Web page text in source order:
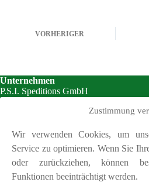
Zustimmung
Wir verwenden Cookies, um
Service zu optimieren. Wenn Sie
oder zurückziehen, können
Funktionen beeinträchtigt werden.
VORHERIGER
Unternehmen
P.S.I. Speditions GmbH
Sonnenstraße 7
Kontakt
Tel.:+49 (89) 320 69 21
Fax: +49 (89) 320 70 32
E-Mail: info@psi-spedition.de